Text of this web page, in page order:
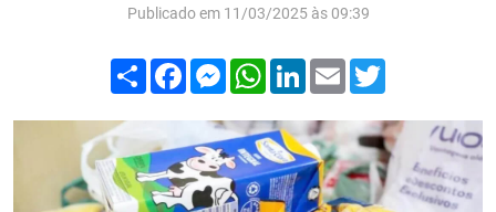
Publicado em 11/03/2025 às 09:39
Compartilhar
FacebookMessenger
WhatsApp
LinkedIn
Email